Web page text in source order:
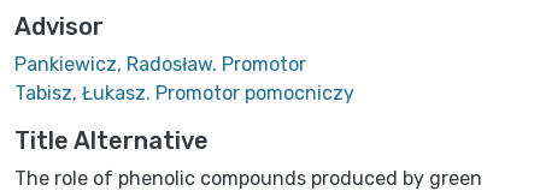
Advisor
Pankiewicz, Radosław. Promotor
Tabisz, Łukasz. Promotor pomocniczy
Title Alternative
The role of phenolic compounds produced by green